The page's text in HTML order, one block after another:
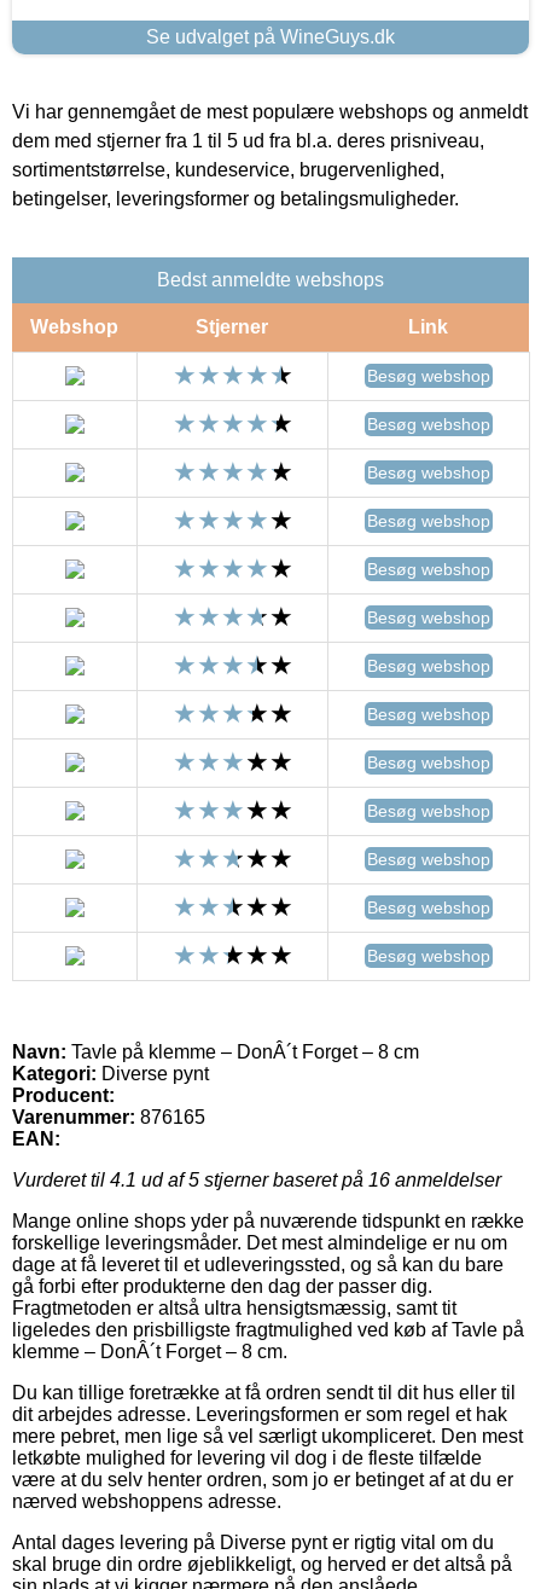
Se udvalget på WineGuys.dk
Vi har gennemgået de mest populære webshops og anmeldt
dem med stjerner fra 1 til 5 ud fra bl.a. deres prisniveau,
sortimentstørrelse, kundeservice, brugervenlighed,
betingelser, leveringsformer og betalingsmuligheder.
Bedst anmeldte webshops
Webshop Stjerner Link
Besøg webshop
Besøg webshop
Besøg webshop
Besøg webshop
Besøg webshop
Besøg webshop
Besøg webshop
Besøg webshop
Besøg webshop
Besøg webshop
Besøg webshop
Besøg webshop
Besøg webshop
Navn: Tavle på klemme – DonÂ´t Forget – 8 cm
Kategori: Diverse pynt
Producent:
Varenummer: 876165
EAN:
Vurderet til 4.1 ud af 5 stjerner baseret på 16 anmeldelser
Mange online shops yder på nuværende tidspunkt en række
forskellige leveringsmåder. Det mest almindelige er nu om
dage at få leveret til et udleveringssted, og så kan du bare
gå forbi efter produkterne den dag der passer dig.
Fragtmetoden er altså ultra hensigtsmæssig, samt tit
ligeledes den prisbilligste fragtmulighed ved køb af Tavle på
klemme – DonÂ´t Forget – 8 cm.
Du kan tillige foretrække at få ordren sendt til dit hus eller til
dit arbejdes adresse. Leveringsformen er som regel et hak
mere pebret, men lige så vel særligt ukompliceret. Den mest
letkøbte mulighed for levering vil dog i de fleste tilfælde
være at du selv henter ordren, som jo er betinget af at du er
nærved webshoppens adresse.
Antal dages levering på Diverse pynt er rigtig vital om du
skal bruge din ordre øjeblikkeligt, og herved er det altså på